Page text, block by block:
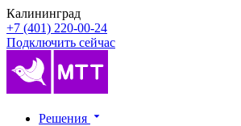
Калининград
+7 (401) 220-00-24
Подключить сейчас
Решения